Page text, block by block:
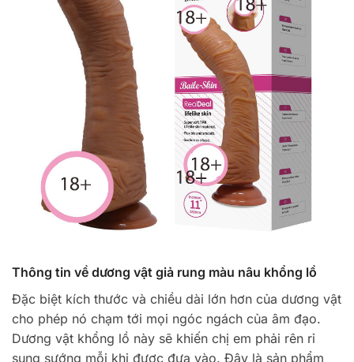
Thông tin về dương vật giả rung màu nâu khổng lồ
Đặc biệt kích thước và chiều dài lớn hơn của dương vật
cho phép nó chạm tới mọi ngóc ngách của âm đạo.
Dương vật khổng lồ này sẽ khiến chị em phải rên rỉ
sung sướng mỗi khi được đưa vào. Đây là sản phẩm